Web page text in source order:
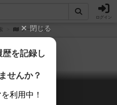
ログイン
ノーティカス
ィカス
閉じる
を記録し
せんか？
利用中！